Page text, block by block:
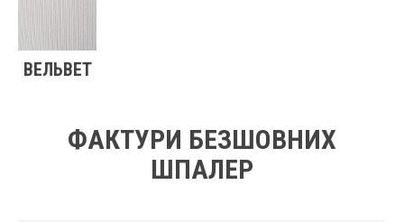
ВЕЛЬВЕТ
ФАКТУРИ БЕЗШОВНИХ
ШПАЛЕР